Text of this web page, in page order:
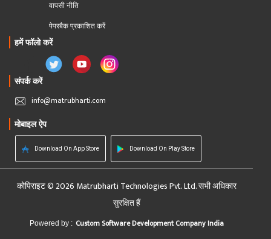
वापसी नीति
पेपरबैक प्रकाशित करें
हमें फॉलो करें
संपर्क करें
info@matrubharti.com
मोबाइल ऐप
Download On App Store Download On Play Store
कोपिराइट © 2026 Matrubharti Technologies Pvt. Ltd. सभी अधिकार
सुरक्षित हैं
Powered by : Custom Software Development Company India